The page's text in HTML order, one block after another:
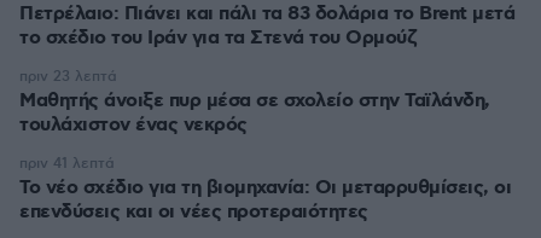
Πετρέλαιο: Πιάνει και πάλι τα 83 δολάρια το Brent μετά
το σχέδιο του Ιράν για τα Στενά του Ορμούζ
Μαθητής άνοιξε πυρ μέσα σε σχολείο στην Ταϊλάνδη,
τουλάχιστον ένας νεκρός
πριν 23 λεπτά
Το νέο σχέδιο για τη βιομηχανία: Οι μεταρρυθμίσεις, οι
επενδύσεις και οι νέες προτεραιότητες
πριν 41 λεπτά